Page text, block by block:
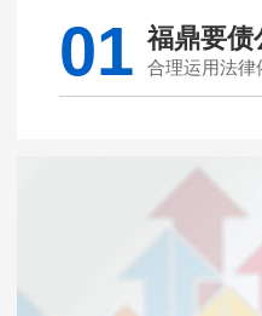
01 福鼎要债
合理运用法律